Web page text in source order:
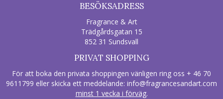
BESÖKSADRESS
Fragrance & Art
Trädgårdsgatan 15
852 31 Sundsvall
PRIVAT SHOPPING
För att boka den privata shoppingen vänligen ring oss + 46 70
9611799 eller skicka ett meddelande: info@fragrancesandart.com
minst 1 vecka i förväg.